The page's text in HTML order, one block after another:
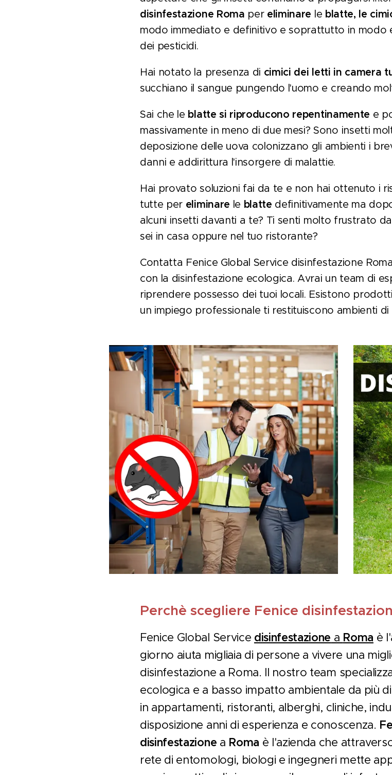
disinfestazione Roma per eliminare le blatte, le
modo immediato e definitivo e soprattutto in modo
dei pesticidi.
Hai notato la presenza di cimici dei letti in camera
succhiano il sangue pungendo l'uomo e creando
Sai che le blatte si riproducono repentinamente e
massivamente in meno di due mesi? Sono insetti
deposizione delle uova colonizzano gli ambienti i
danni e addirittura l'insorgere di malattie.
Hai provato soluzioni fai da te e non hai ottenuto i
tutte per eliminare le blatte definitivamente ma
alcuni insetti davanti a te? Ti senti molto frustrato
sei in casa oppure nel tuo ristorante?
Contatta Fenice Global Service disinfestazione
con la disinfestazione ecologica. Avrai un team di
riprendere possesso dei tuoi locali. Esistono
un impiego professionale ti restituiscono ambienti
Perchè scegliere Fenice
Fenice Global Service disinfestazione a Roma è
giorno aiuta migliaia di persone a vivere una
disinfestazione a Roma. Il nostro team
ecologica e a basso impatto ambientale da più
in appartamenti, ristoranti, alberghi, cliniche,
disposizione anni di esperienza e conoscenza.
disinfestazione a Roma è l'azienda che
rete di entomologi, biologi e ingegneri mette